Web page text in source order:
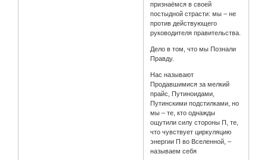
признаёмся в своей
постыдной страсти: мы – не
против действующего
руководителя правительства.
Дело в том, что мы Познали
Правду.
Нас называют
Продавшимися за мелкий
прайс, Путиноидами,
Путинскими подстилками, но
мы – те, кто однажды
ощутили силу стороны П, те,
что чувствует циркуляцию
энергии П во Вселенной, –
называем себя